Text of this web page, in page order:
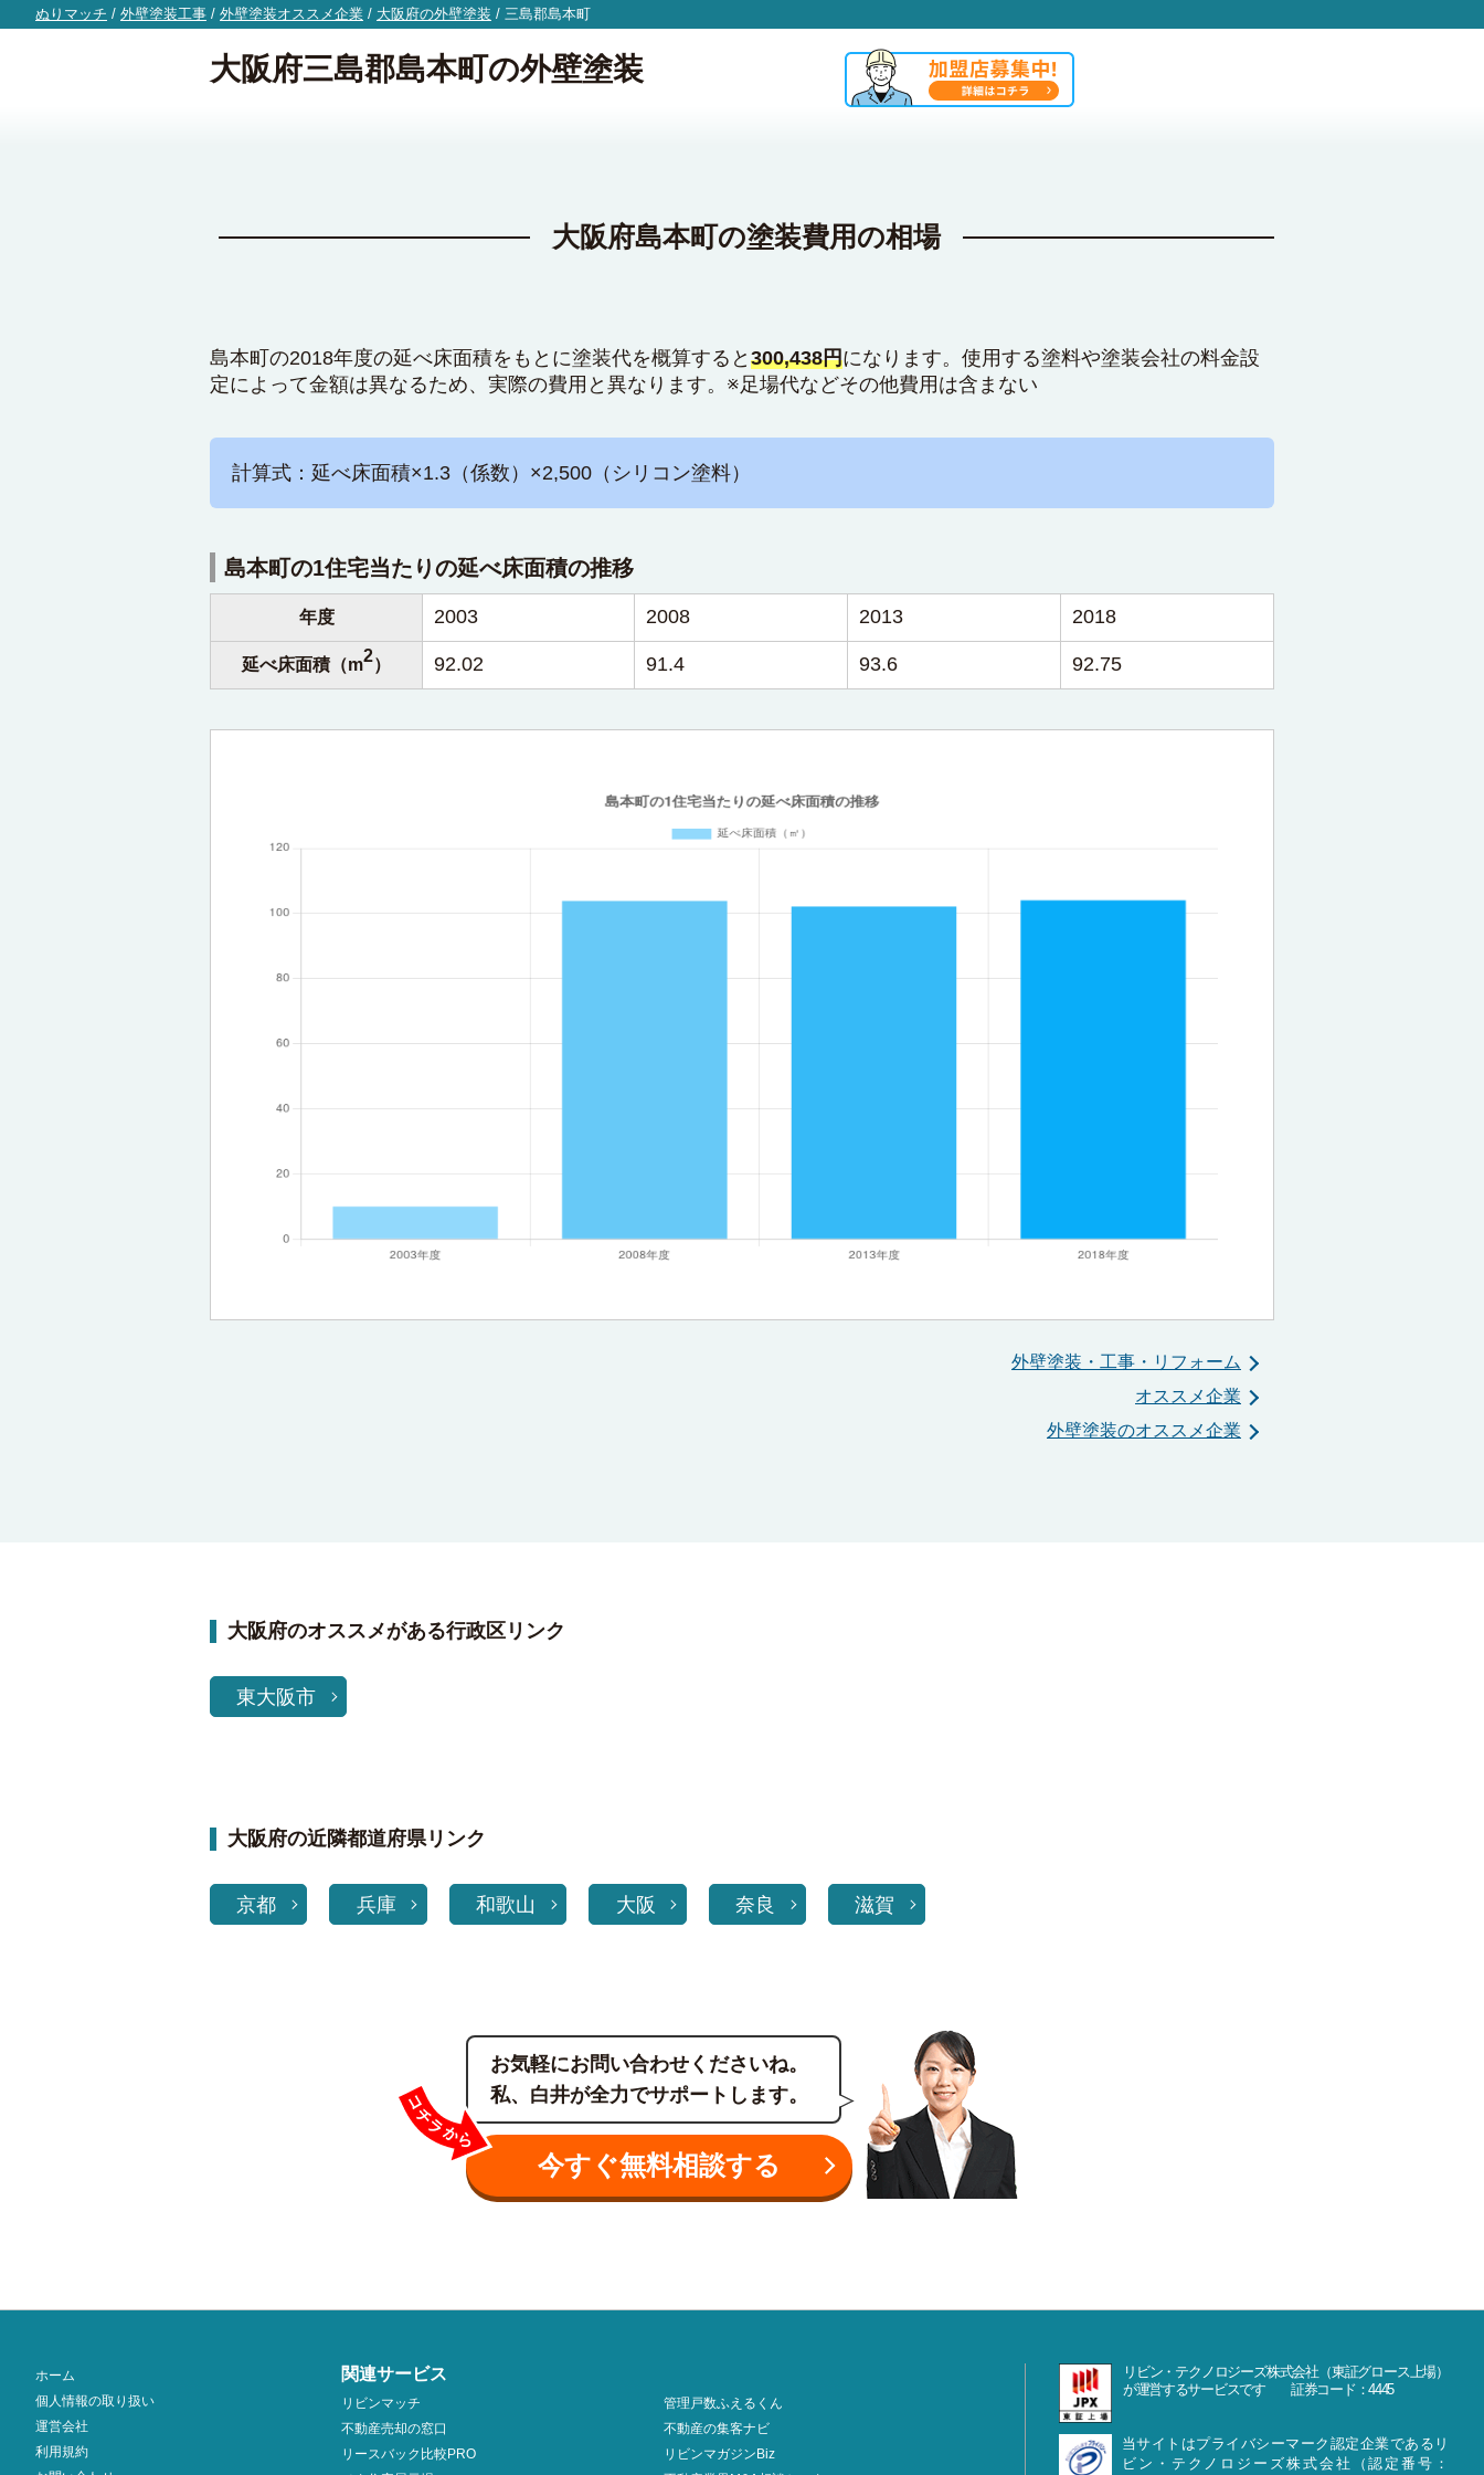
ぬりマッチ / 外壁塗装工事 / 外壁塗装オススメ企業 / 大阪府の外壁塗装 / 三島郡島本町
大阪府三島郡島本町の外壁塗装
大阪府島本町の塗装費用の相場
島本町の2018年度の延べ床面積をもとに塗装代を概算すると 300,438円になります。使用する塗料や塗装会社の料金設
定によって金額は異なるため、実際の費用と異なります。※足場代などその他費用は含まない
計算式：延べ床面積×1.3（係数）×2,500（シリコン塗料）
島本町の1住宅当たりの延べ床面積の推移
年度 2003 2008 2013 2018
延べ床面積（m2） 92.02 91.4 93.6 92.75
外壁塗装・工事・リフォーム
オススメ企業
外壁塗装のオススメ企業
大阪府のオススメがある行政区リンク
東大阪市
大阪府の近隣都道府県リンク
京都 兵庫 和歌山 大阪 奈良 滋賀
お気軽にお問い合わせくださいね。
私、白井が全力でサポートします。
今すぐ無料相談する
ホーム
個人情報の取り扱い
運営会社
利用規約
関連サービス
リビンマッチ
不動産売却の窓口
リースバック比較PRO
管理戸数ふえるくん
不動産の集客ナビ
リビンマガジンBiz
リビン・テクノロジーズ株式会社（東証グロース上場）
が運営するサービスです 証券コード：4445
当サイトはプライバシーマーク認定企業であるリ
ビン・テクノロジーズ株式会社（認定番号：